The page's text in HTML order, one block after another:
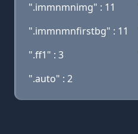
".immnmnimg" : 11
".immnmnfirstbg" : 11
".ff1" : 3
".auto" : 2